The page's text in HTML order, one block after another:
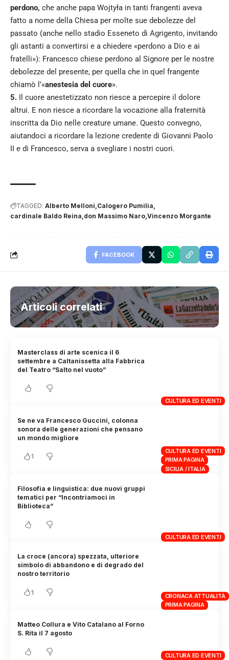
perdono, che anche papa Wojtyła in tanti frangenti aveva
fatto a nome della Chiesa per molte sue debolezze del
passato (anche nello stadio Esseneto di Agrigento, invitando
gli astanti a convertirsi e a chiedere «perdono a Dio e ai
fratelli»): Francesco chiese perdono al Signore per le nostre
debolezze del presente, per quella che in quel frangente
chiamò l’«anestesia del cuore».
5. Il cuore anestetizzato non riesce a percepire il dolore
altrui. E non riesce a ricordare la vocazione alla fraternità
inscritta da Dio nelle creature umane. Questo convegno,
aiutandoci a ricordare la lezione credente di Giovanni Paolo
II e di Francesco, serva a svegliare i nostri cuori.
TAGGED: Alberto Melloni Calogero Pumilia
cardinale Baldo Reina don Massimo Naro Vincenzo Morgante
FACEBOOK
Articoli correlati
CULTURA ED EVENTI
Masterclass di arte scenica il 6
settembre a Caltanissetta alla Fabbrica
del Teatro “Salto nel vuoto”
CULTURA ED EVENTI
PRIMA PAGINA
SICILIA / ITALIA
Se ne va Francesco Guccini, colonna
sonora delle generazioni che pensano
un mondo migliore
1
CULTURA ED EVENTI
Filosofia e linguistica: due nuovi gruppi
tematici per “Incontriamoci in
Biblioteca”
CRONACA ATTUALITÀ
PRIMA PAGINA
La croce (ancora) spezzata, ulteriore
simbolo di abbandono e di degrado del
nostro territorio
1
CULTURA ED EVENTI
Matteo Collura e Vito Catalano al Forno
S. Rita il 7 agosto